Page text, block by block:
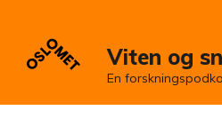
Viten og
En